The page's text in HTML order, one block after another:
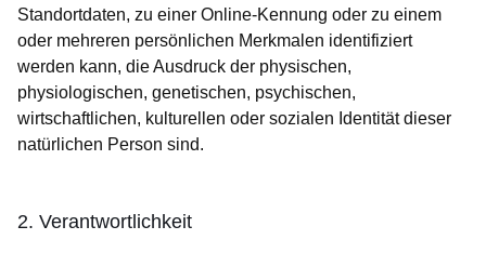
Standortdaten, zu einer Online-Kennung oder zu einem
oder mehreren persönlichen Merkmalen identifiziert
werden kann, die Ausdruck der physischen,
physiologischen, genetischen, psychischen,
wirtschaftlichen, kulturellen oder sozialen Identität dieser
natürlichen Person sind.
2. Verantwortlichkeit